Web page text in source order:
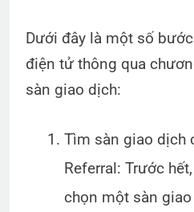
Dưới đây là một số
điện tử thông qua
sàn giao dịch:
Tìm sàn giao dịch
Referral: Trước
chọn một sàn